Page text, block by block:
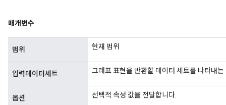
매개변수
범위 현재 범위
입력데이터세트 그래프 표현을 반환할 데이터 세트를 나타내
옵션 선택적 속성 값을 전달합니다.